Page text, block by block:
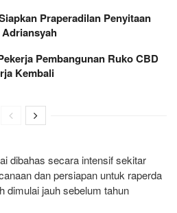
Praperadilan Penyitaan
Pembangunan Ruko CBD
Kembali
dibahas secara intensif sekitar
dan persiapan untuk raperda
dimulai jauh sebelum tahun